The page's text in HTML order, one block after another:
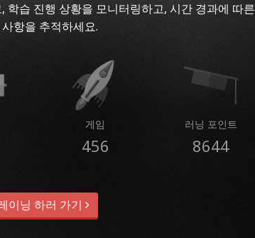
학습 진행 상황을 모니터링하고, 시간 경과에 따른
항을 추적하세요.
게임
456
러닝 포인트
8644
이닝 하러 가기